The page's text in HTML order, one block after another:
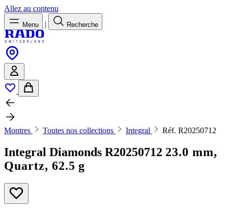
Allez au contenu
Menu | Recherche
Montres Toutes nos collections Integral Réf. R20250712
Integral Diamonds R20250712 23.0 mm,
Quartz, 62.5 g